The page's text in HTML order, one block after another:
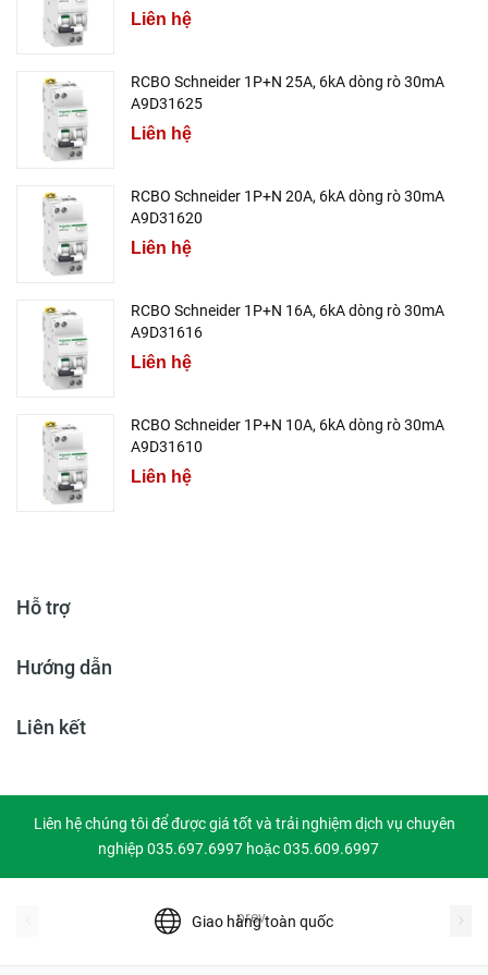
Liên hệ
RCBO Schneider 1P+N 25A, 6kA dòng rò 30mA
A9D31625
Liên hệ
RCBO Schneider 1P+N 20A, 6kA dòng rò 30mA
A9D31620
Liên hệ
RCBO Schneider 1P+N 16A, 6kA dòng rò 30mA
A9D31616
Liên hệ
RCBO Schneider 1P+N 10A, 6kA dòng rò 30mA
A9D31610
Liên hệ
Hỗ trợ
Hướng dẫn
Liên kết
Liên hệ chúng tôi để được giá tốt và trải nghiệm dịch vụ chuyên
nghiệp 035.697.6997 hoặc 035.609.6997
Giao hàng toàn quốc
prev